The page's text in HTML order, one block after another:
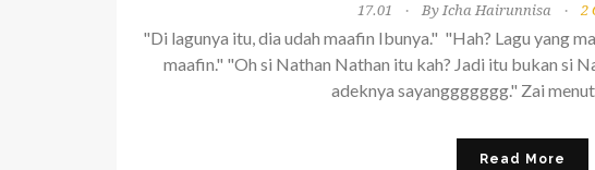
17.01 By Icha Hairunnisa 2
"Di lagunya itu, dia udah maafin Ibunya." "Hah? Lagu yang
maafin." "Oh si Nathan Nathan itu kah? Jadi itu bukan si
adeknya sayanggggggg." Zai
Read More